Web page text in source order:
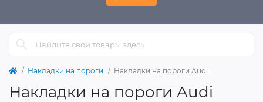
Накладки на пороги Накладки на пороги Audi
Накладки на пороги Audi